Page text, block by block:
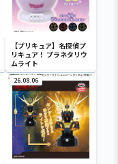
【プリキュア】名探偵プ
リキュア！ プラネタリウ
ムライト
26.08.06